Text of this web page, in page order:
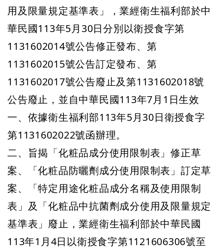
用及限量規定基準表」，業經衛生福利部於中
華民國113年5月30日分別以衛授食字第
1131602014號公告修正發布、第
1131602015號公告訂定發布、第
1131602017號公告廢止及第1131602018號
公告廢止，並自中華民國113年7月1日生效
一、依據衛生福利部113年5月30日衛授食字
第1131602022號函辦理。
二、旨揭「化粧品成分使用限制表」修正草
案、「化粧品防曬劑成分使用限制表」訂定草
案、「特定用途化粧品成分名稱及使用限制
表」及「化粧品中抗菌劑成分使用及限量規定
基準表」廢止，業經衛生福利部於中華民國
113年1月4日以衛授食字第1121606306號至